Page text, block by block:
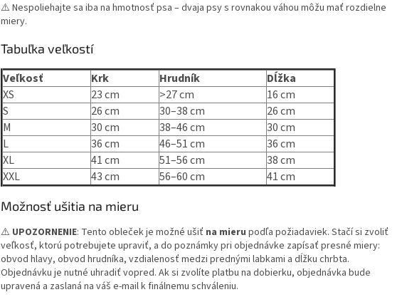
⚠️ Nespoliehajte sa iba na hmotnosť psa – dvaja psy s rovnakou váhou môžu mať rozdielne
miery.
Tabuľka veľkostí
Veľkosť
Krk Hrudník
Dĺžka
XS
23 cm >27 cm
16 cm
S
26 cm 30–38 cm
26 cm
M
30 cm 38–46 cm
30 cm
L
36 cm 46–51 cm
36 cm
XL
41 cm 51–56 cm
38 cm
XXL
43 cm 56–60 cm
41 cm
Možnosť ušitia na mieru
⚠️ UPOZORNENIE: Tento obleček je možné ušiť na mieru podľa požiadaviek. Stačí si zvoliť
veľkosť, ktorú potrebujete upraviť, a do poznámky pri objednávke zapísať presné miery:
obvod hlavy, obvod hrudníka, vzdialenosť medzi prednými labkami a dĺžku chrbta.
Objednávku je nutné uhradiť vopred. Ak si zvolíte platbu na dobierku, objednávka bude
upravená a zaslaná na váš e-mail k finálnemu schváleniu.